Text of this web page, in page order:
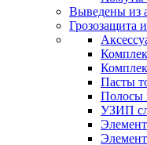
Выведены из
Грозозащита
Пасты
Полосы
УЗИП